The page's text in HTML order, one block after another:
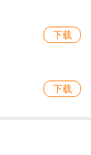
下载
下载